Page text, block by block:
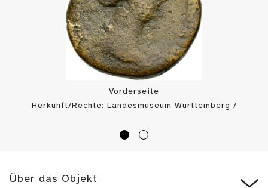
Vorderseite
Herkunft/Rechte: Landesmuseum Württemberg /
Über das Objekt